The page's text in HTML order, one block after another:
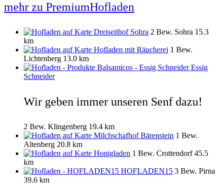
mehr zu PremiumHofladen
Dreiseithof Sohra 2 Bew. Sohra 15.3
km
Hofladen mit Räucherei 1 Bew.
Lichtenberg 13.0 km
Essig
Schneider
Wir geben immer unseren Senf dazu!
2 Bew. Klingenberg 19.4 km
Milchschafhof Bärenstein 1 Bew.
Altenberg 20.8 km
Honigladen 1 Bew. Crottendorf 45.5
km
HOFLADEN15 3 Bew. Pirna
39.6 km